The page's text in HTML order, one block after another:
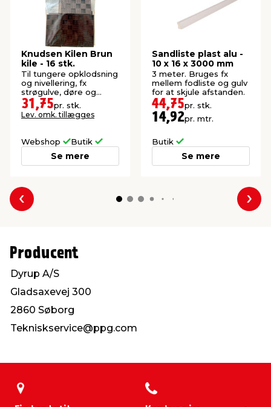
Knudsen Kilen Brun
kile - 16 stk.
Til tungere opklodsning
og nivellering, fx
strøgulve, døre og
vinduer. 90 x 45 x 15
mm.
31,75pr. stk.
Lev. omk. tillægges
Webshop Butik
Se mere
Sandliste plast alu -
10 x 16 x 3000 mm
3 meter. Bruges fx
mellem fodliste og gulv
for at skjule afstanden.
44,75pr. stk.
14,92pr. mtr.
Butik
Se mere
Forrige
Producent
Dyrup A/S
Gladsaxevej 300
2860 Søborg
Tekniskservice@ppg.com